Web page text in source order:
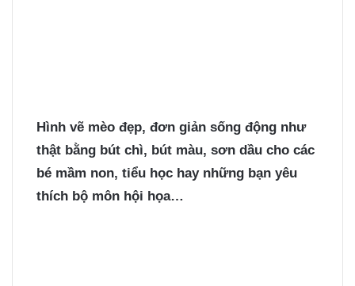
Hình vẽ mèo đẹp, đơn giản sống động như
thật bằng bút chì, bút màu, sơn dầu cho các
bé mầm non, tiểu học hay những bạn yêu
thích bộ môn hội họa…